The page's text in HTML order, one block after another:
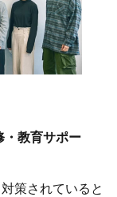
・教育サポー
策されていると